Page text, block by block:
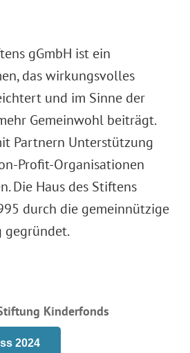
gGmbH ist ein
das wirkungsvolles
und im Sinne der
Gemeinwohl beiträgt.
Partnern Unterstützung
Profit-Organisationen
Die Haus des Stiftens
durch die gemeinnützige
gegründet.
Kinderfonds
2024